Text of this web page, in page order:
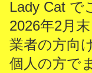
Lady Cat で
2026年2月
業者の方向
個人の方で